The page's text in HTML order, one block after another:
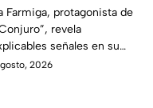
INQUIETANTES
en su cuerpo
la grabación de
Farmiga, protagonista de
revela
señales en su
durante el rodaje de la
2026